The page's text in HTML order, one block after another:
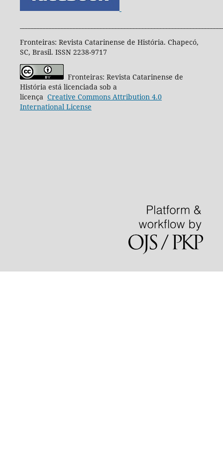
Fronteiras: Revista Catarinense de História. Chapecó,
SC, Brasil. ISSN 2238-9717
Fronteiras: Revista Catarinense de
História está licenciada sob a
licença Creative CommonsAttribution 4.0
International License